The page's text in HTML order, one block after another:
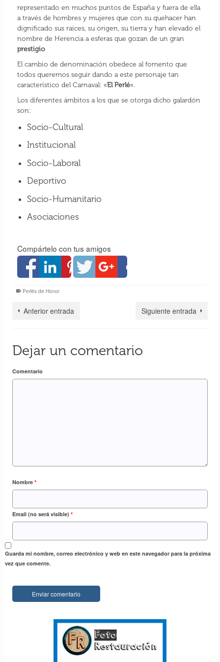
representado en muchos puntos de España y fuera de ella
a través de hombres y mujeres que con su quehacer han
dignificado sus raíces, su origen, su tierra y han elevado el
nombre de Herencia a esferas que gozan de un gran
prestigio
El cambio de denominación obedece al fomento que
todos queremos seguir dando a este personaje tan
característico del Carnaval: «El Perlé«.
Los diferentes ámbitos a los que se otorga dicho galardón
son:
Socio-Cultural
Institucional
Socio-Laboral
Deportivo
Socio-Humanitario
Asociaciones
Compártelo con tus amigos
Perlés de Honor
Anterior entrada Siguiente entrada
Dejar un comentario
Comentario
Nombre *
Email (no será visible) *
Guarda mi nombre, correo electrónico y web en este navegador para la próxima
vez que comente.